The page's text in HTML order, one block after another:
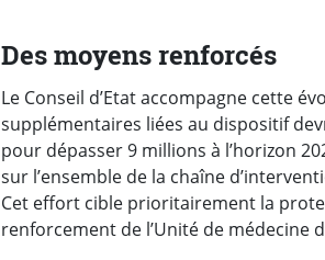
Des moyens renforcés
Le Conseil d’Etat accompagne cette
supplémentaires liées au dispositif
pour dépasser 9 millions à l’horizon
sur l’ensemble de la chaîne
Cet effort cible prioritairement la
renforcement de l’Unité de médecine